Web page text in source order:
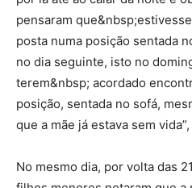
pensaram
posta numa posição sentada
no dia seguinte, isto no
terem&nbsp; acordado
posição, sentada no sofá,
que a mãe já estava sem
No mesmo dia, por volta das